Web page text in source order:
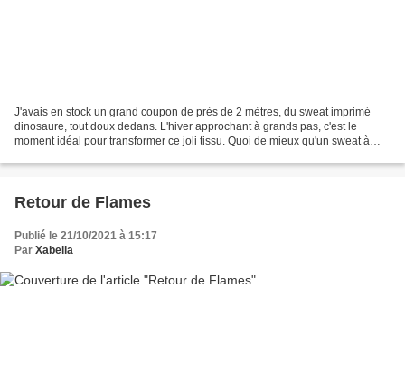
J'avais en stock un grand coupon de près de 2 mètres, du sweat imprimé
dinosaure, tout doux dedans. L'hiver approchant à grands pas, c'est le
moment idéal pour transformer ce joli tissu. Quoi de mieux qu'un sweat à
Retour de Flames
Publié le 21/10/2021 à 15:17
Par Xabella